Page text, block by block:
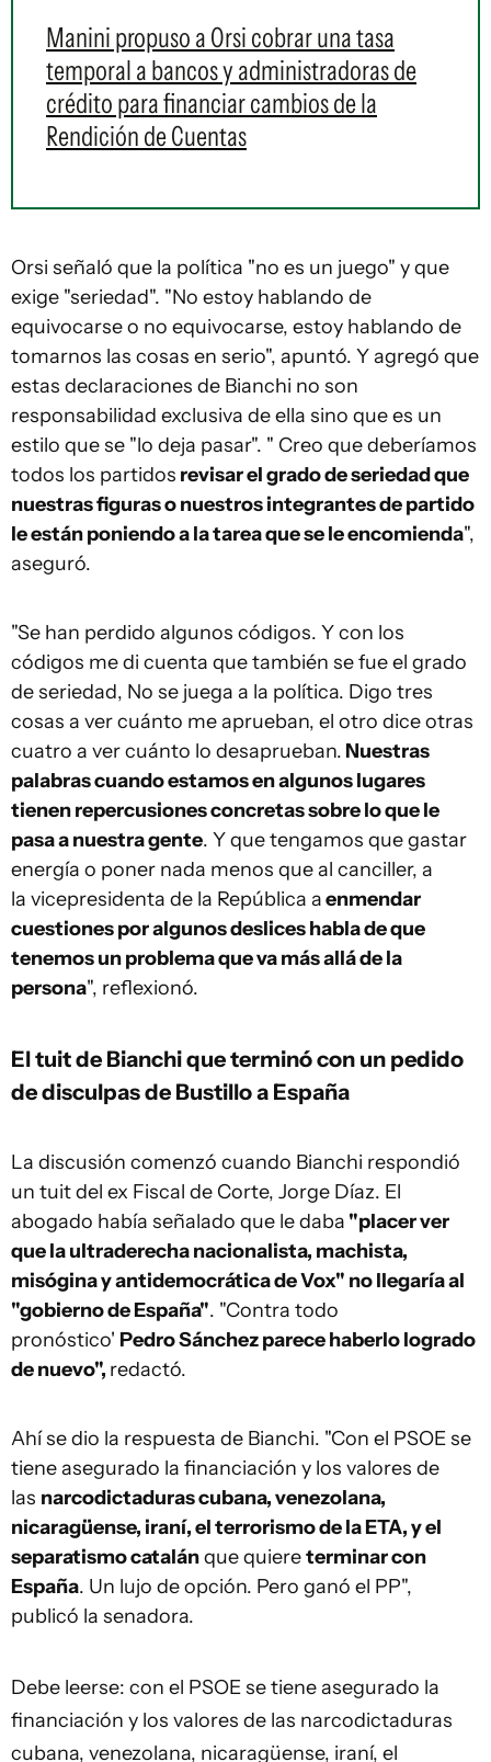
Manini propuso a Orsi cobrar una tasa
temporal a bancos y administradoras de
crédito para financiar cambios de la
Rendición de Cuentas
Orsi señaló que la política "no es un juego" y que
exige "seriedad". "No estoy hablando de
equivocarse o no equivocarse, estoy hablando de
tomarnos las cosas en serio", apuntó. Y agregó que
estas declaraciones de Bianchi no son
responsabilidad exclusiva de ella sino que es un
estilo que se "lo deja pasar". " Creo que deberíamos
todos los partidos revisar el grado de seriedad que
nuestras figuras o nuestros integrantes de partido
le están poniendo a la tarea que se le encomienda",
aseguró.
"Se han perdido algunos códigos. Y con los
códigos me di cuenta que también se fue el grado
de seriedad, No se juega a la política. Digo tres
cosas a ver cuánto me aprueban, el otro dice otras
cuatro a ver cuánto lo desaprueban. Nuestras
palabras cuando estamos en algunos lugares
tienen repercusiones concretas sobre lo que le
pasa a nuestra gente. Y que tengamos que gastar
energía o poner nada menos que al canciller, a
la vicepresidenta de la República aenmendar
cuestiones por algunos deslices habla de que
tenemos un problema que va más allá de la
persona", reflexionó.
El tuit de Bianchi que terminó con un pedido
de disculpas de Bustillo a España
La discusión comenzó cuando Bianchi respondió
un tuit del ex Fiscal de Corte, Jorge Díaz. El
abogado había señalado que le daba "placer ver
que la ultraderecha nacionalista, machista,
misógina y antidemocrática de Vox" no llegaría al
"gobierno de España". "Contra todo
pronóstico' Pedro Sánchez parece haberlo logrado
de nuevo", redactó.
Ahí se dio la respuesta de Bianchi. "Con el PSOE se
tiene asegurado la financiación y los valores de
las narcodictaduras cubana, venezolana,
nicaragüense, iraní, el terrorismo de la ETA, y el
separatismo catalánque quiereterminar con
España. Un lujo de opción. Pero ganó el PP",
publicó la senadora.
Debe leerse: con el PSOE se tiene asegurado la
financiación y los valores de las narcodictaduras
cubana, venezolana, nicaragüense, iraní, el